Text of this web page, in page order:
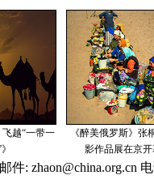
: zhaon@china.org.cn